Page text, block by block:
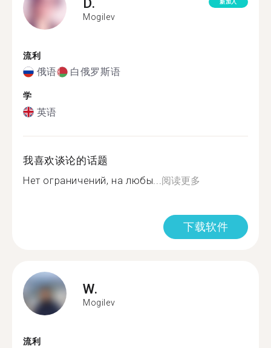
Mogilev
新加入
流利
俄语 白俄罗斯语
学
英语
我喜欢谈论的话题
Нет ограничений, на любы... 阅读更多
下载软件
W.
Mogilev
流利